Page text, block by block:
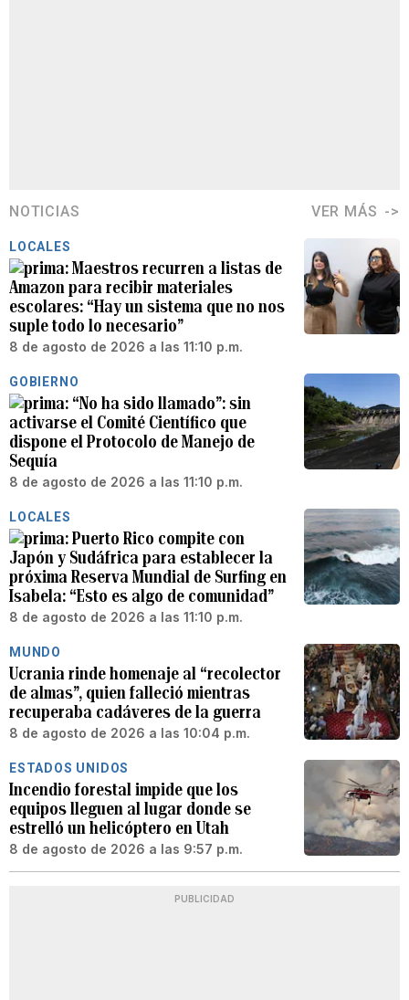
NOTICIAS VER MÁS
LOCALES
Maestros recurren a listas de
Amazon para recibir materiales
escolares: “Hay un sistema que no nos
suple todo lo necesario”
8 de agosto de 2026 a las 11:10 p.m.
GOBIERNO
“No ha sido llamado”: sin
activarse el Comité Científico que
dispone el Protocolo de Manejo de
Sequía
8 de agosto de 2026 a las 11:10 p.m.
LOCALES
Puerto Rico compite con
Japón y Sudáfrica para establecer la
próxima Reserva Mundial de Surfing en
Isabela: “Esto es algo de comunidad”
8 de agosto de 2026 a las 11:10 p.m.
MUNDO
Ucrania rinde homenaje al “recolector
de almas”, quien falleció mientras
recuperaba cadáveres de la guerra
8 de agosto de 2026 a las 10:04 p.m.
ESTADOS UNIDOS
Incendio forestal impide que los
equipos lleguen al lugar donde se
estrelló un helicóptero en Utah
8 de agosto de 2026 a las 9:57 p.m.
PUBLICIDAD